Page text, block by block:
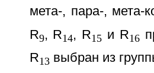
мета-, пара-, мета-
R9, R14, R15 и R16
R13 выбран из